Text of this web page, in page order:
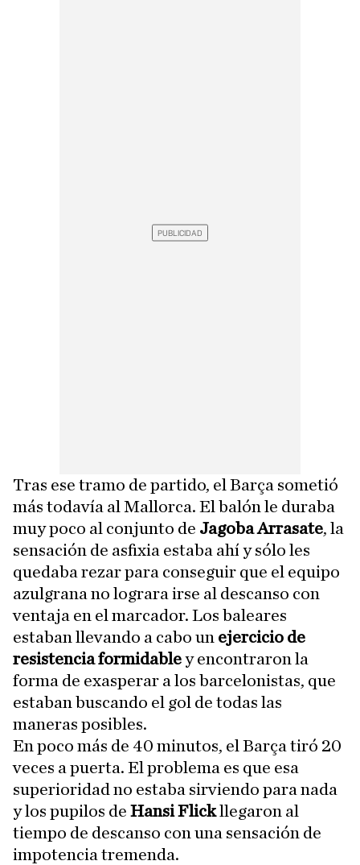
Tras ese tramo de partido, el Barça sometió
más todavía al Mallorca. El balón le duraba
muy poco al conjunto de Jagoba Arrasate, la
sensación de asfixia estaba ahí y sólo les
quedaba rezar para conseguir que el equipo
azulgrana no lograra irse al descanso con
ventaja en el marcador. Los baleares
estaban llevando a cabo un ejercicio de
resistencia formidabley encontraron la
forma de exasperar a los barcelonistas, que
estaban buscando el gol de todas las
maneras posibles.
En poco más de 40 minutos, el Barça tiró 20
veces a puerta. El problema es que esa
superioridad no estaba sirviendo para nada
y los pupilos de Hansi Flickllegaron al
tiempo de descanso con una sensación de
impotencia tremenda.